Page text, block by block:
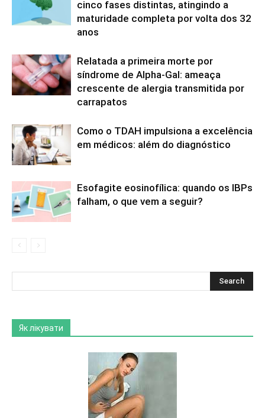
cinco fases distintas, atingindo a
maturidade completa por volta dos 32
anos
Relatada a primeira morte por
síndrome de Alpha-Gal: ameaça
crescente de alergia transmitida por
carrapatos
Como o TDAH impulsiona a excelência
em médicos: além do diagnóstico
Esofagite eosinofílica: quando os IBPs
falham, o que vem a seguir?
Як лікувати